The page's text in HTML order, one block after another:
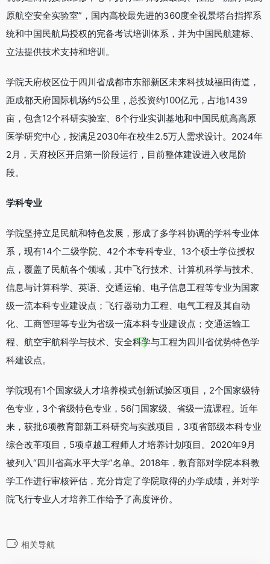
原航空安全实验室”，国内高校最先进的360度全视景塔台指挥系
统和中国民航局授权的完备考试培训体系，并为中国民航建标、
立法提供技术支持和培训。
学院天府校区位于四川省成都市东部新区未来科技城福田街道，
距成都天府国际机场约5公里，总投资约100亿元，占地1439
亩，包含12个科研实验室、6个行业实训基地和中国民航高高原
医学研究中心，按满足2030年在校生2.5万人需求设计。2024年
2月，天府校区开启第一阶段运行，目前整体建设进入收尾阶
段。
学科专业
学院坚持立足民航和特色发展，形成了多学科协调的学科专业体
系，现有14个二级学院、42个本专科专业、13个硕士学位授权
点，覆盖了民航各个领域，其中飞行技术、计算机科学与技术、
信息与计算科学、英语、交通运输、电子信息工程等专业为国家
级一流本科专业建设点；飞行器动力工程、电气工程及其自动
化、工商管理等专业为省级一流本科专业建设点；交通运输工
程、航空宇航科学与技术、安全科学与工程为四川省优势特色学
科建设点。
学院现有1个国家级人才培养模式创新试验区项目，2个国家级特
色专业，3个省级特色专业，56门国家级、省级一流课程。近年
来，获批6项教育部新工科研究与实践项目，3项省部级本科专业
综合改革项目，5项卓越工程师人才培养计划项目。2020年9月
被列入“四川省高水平大学”名单。2018年，教育部对学院本科教
学工作进行审核评估，充分肯定了学院取得的办学成绩，并对学
院飞行专业人才培养工作给予了高度评价。
相关导航